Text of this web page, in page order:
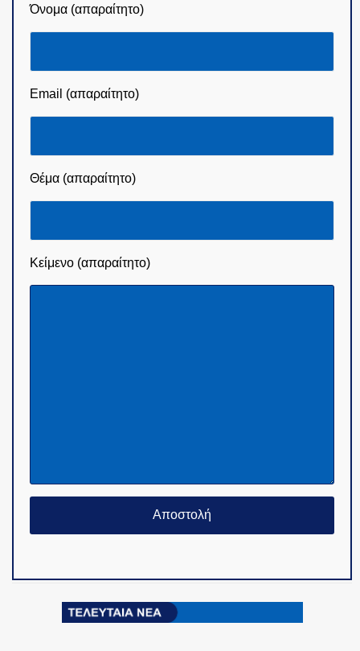
Όνομα (απαραίτητο)
Email (απαραίτητο)
Θέμα (απαραίτητο)
Κείμενο (απαραίτητο)